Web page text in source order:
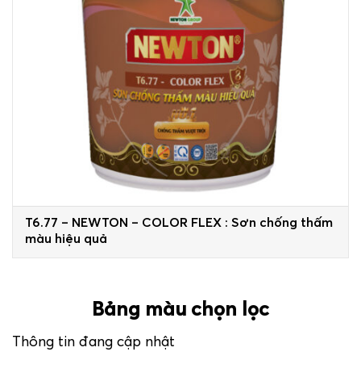
T6.77 – NEWTON – COLOR FLEX : Sơn chống thấm
màu hiệu quả
Bảng màu chọn lọc
Thông tin đang cập nhật